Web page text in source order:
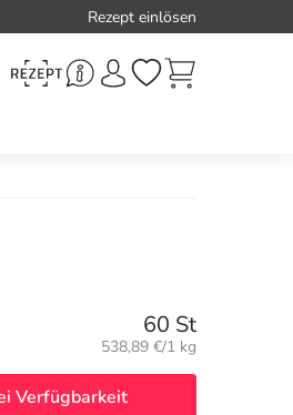
Rezept einlösen
60 St
Grundpreis:
538,89 €/1 kg
Verfügbarkeit